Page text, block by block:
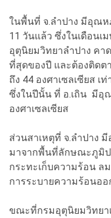
ในพื้นที่ จ.ลำปาง มีอุณห
11 วันแล้ว ซึ่งในเดือน
อุตุนิยมวิทยาลำปาง คา
ที่สุดของปี และต้องติดต
ถึง 44 องศาเซลเซียส เ
ซึ่งในปีนั้น ที่ อ.เถิน มีอุ
องศาเซลเซียส
ส่วนสาเหตุที่ จ.ลำปาง
มาจากพื้นที่ลักษณะภูมิป
กระทะเก็บความร้อน ล
การระบายความร้อนออ
ขณะที่กรมอุตุนิยมวิทยา